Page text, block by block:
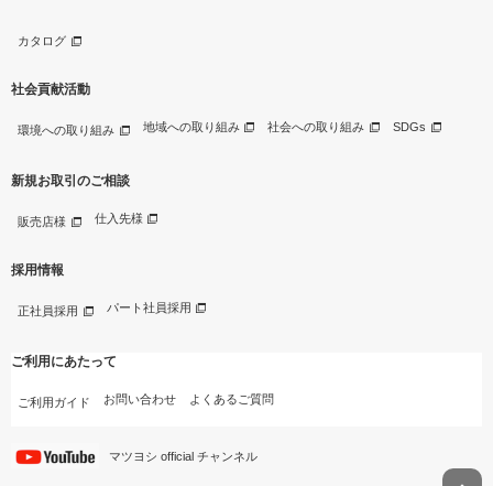
カタログ
社会貢献活動
環境への取り組み 地域への取り組み 社会への取り組み SDGs
新規お取引のご相談
販売店様 仕入先様
採用情報
正社員採用 パート社員採用
ご利用にあたって
ご利用ガイド お問い合わせ よくあるご質問
マツヨシ official チャンネル